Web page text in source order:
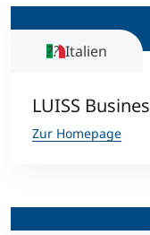
Italien
LUISS
Zur Homepage